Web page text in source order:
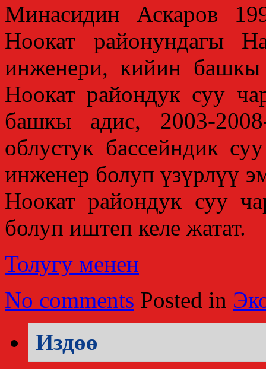
Минасидин Аскаров
Ноокат районундагы
инженери, кийин
Ноокат райондук суу
башкы адис, 2003-
облустук бассейндик
инженер болуп үзүрлүү
Ноокат райондук суу
болуп иштеп келе жатат.
Толугу менен
No comments Posted in
Издөө